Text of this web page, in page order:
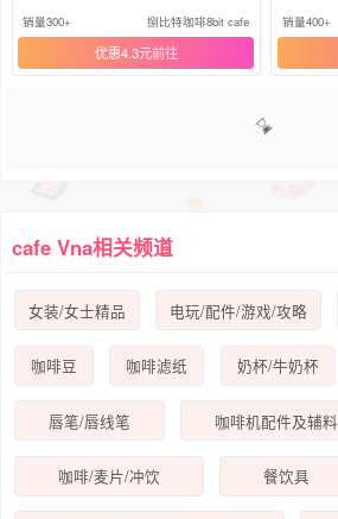
粉外卡
销量300+ 捌比特咖啡8bit cafe
优惠4.3元
销量400+
4
cafe Vna相关频道
女装/女士精品 电玩/配件/游戏/攻略
咖啡豆 咖啡滤纸 奶杯/牛奶杯
唇笔/唇线笔 咖啡机配件及辅料
咖啡/麦片/冲饮 餐饮具